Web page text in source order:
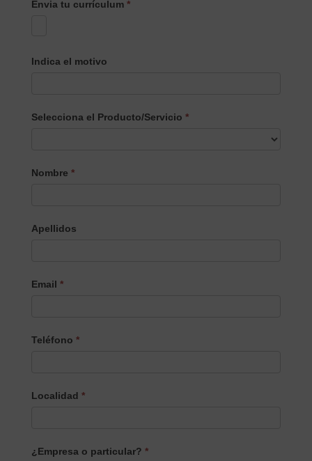
Envia tu currículum *
Indica el motivo
Selecciona el Producto/Servicio *
el
Nombre *
Apellidos
Email *
Teléfono *
Localidad *
¿Empresa o particular? *